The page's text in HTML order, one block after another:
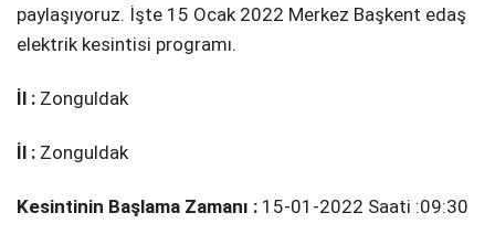
paylaşıyoruz. İşte 15 Ocak 2022 Merkez Başkent edaş
elektrik kesintisi programı.
İl : Zonguldak
İl : Zonguldak
Kesintinin Başlama Zamanı : 15-01-2022 Saati :09:30